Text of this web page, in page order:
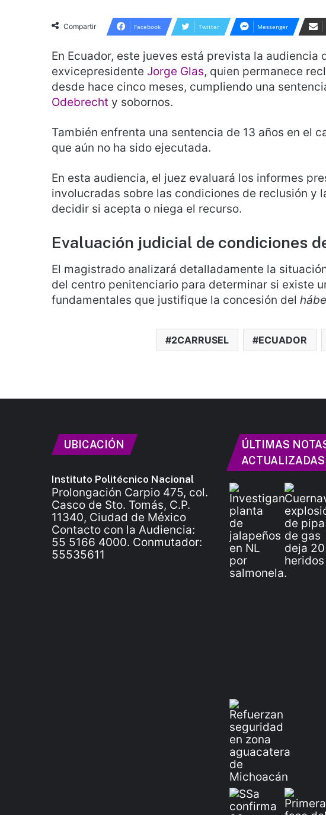
Compartir Facebook Twitter Messenger
En Ecuador, este jueves está prevista la audiencia
exvicepresidente Jorge Glas, quien permanece
desde hace cinco meses, cumpliendo una
Odebrecht y sobornos.
También enfrenta una sentencia de 13 años en el
que aún no ha sido ejecutada.
En esta audiencia, el juez evaluará los informes
involucradas sobre las condiciones de reclusión y
decidir si acepta o niega el recurso.
Evaluación judicial de condiciones
El magistrado analizará detalladamente la
del centro penitenciario para determinar si existe
fundamentales que justifique la concesión del
2CARRUSEL ECUADOR
UBICACIÓN
Instituto Politécnico Nacional
Prolongación Carpio 475, col.
Casco de Sto. Tomás, C.P.
11340, Ciudad de México
Contacto con la Audiencia:
55 5166 4000. Conmutador:
55535611
ÚLTIMAS
ACTUALIZADAS